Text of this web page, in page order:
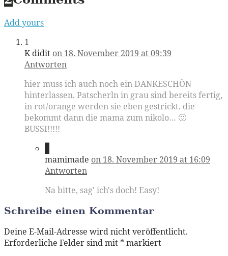
Add yours
1
K didit on 18. November 2019 at 09:39
Antworten
hier muss ich auch noch ein DANKESCHÖN
hinterlassen. Patscherln in grau sind bereits fertig,
in rot/orange werden sie eben gestrickt. die
bekommt dann die mama zum nikolo… 🙂
BUSSI!!!!!
mamimade on 18. November 2019 at 16:09
Antworten
Na bitte, sag' ich's doch! Easy!
Schreibe einen Kommentar
Deine E-Mail-Adresse wird nicht veröffentlicht.
Erforderliche Felder sind mit * markiert